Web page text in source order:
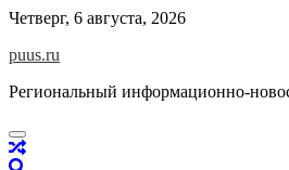
Skip
content
Четверг, 6 августа, 2026
puus.ru
Региональный информационно-